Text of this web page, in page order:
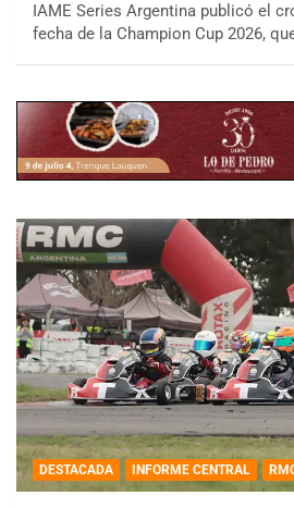
IAME Series Argentina publicó el
fecha de la Champion Cup 2026,
DESTACADA INFORME CENTRAL